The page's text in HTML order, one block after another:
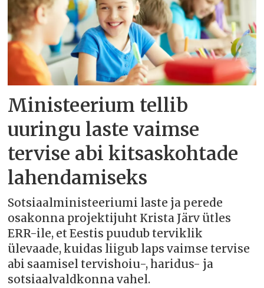
Ministeerium tellib
uuringu laste vaimse
tervise abi kitsaskohtade
lahendamiseks
Sotsiaalministeeriumi laste ja perede
osakonna projektijuht Krista Järv ütles
ERR-ile, et Eestis puudub terviklik
ülevaade, kuidas liigub laps vaimse tervise
abi saamisel tervishoiu-, haridus- ja
sotsiaalvaldkonna vahel.